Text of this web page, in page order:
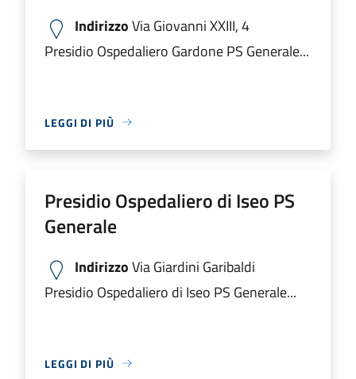
IndirizzoVia Giovanni XXIII, 4
Presidio Ospedaliero Gardone PS Generale...
LEGGI DI PIÙ
Presidio Ospedaliero di Iseo PS
Generale
IndirizzoVia Giardini Garibaldi
Presidio Ospedaliero di Iseo PS Generale...
LEGGI DI PIÙ